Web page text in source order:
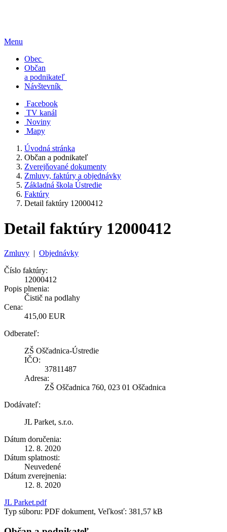
Menu
Obec
Občan
a podnikateľ
Návštevník
Facebook
TV kanál
Noviny
Mapy
Úvodná stránka
Občan a podnikateľ
Zverejňované dokumenty
Zmluvy, faktúry a objednávky
Základná škola Ústredie
Faktúry
Detail faktúry 12000412
Detail faktúry 12000412
Zmluvy | Objednávky
Číslo faktúry:
12000412
Popis plnenia:
Čistič na podlahy
Cena:
415,00 EUR
Odberateľ:
ZŠ Oščadnica-Ústredie
IČO:
37811487
Adresa:
ZŠ Oščadnica 760, 023 01 Oščadnica
Dodávateľ:
JL Parket, s.r.o.
Dátum doručenia:
12. 8. 2020
Dátum splatnosti:
Neuvedené
Dátum zverejnenia:
12. 8. 2020
JL Parket.pdf
Typ súboru: PDF dokument, Veľkosť: 381,57 kB